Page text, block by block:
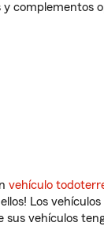
complementos
vehículo
Los
sus vehículos